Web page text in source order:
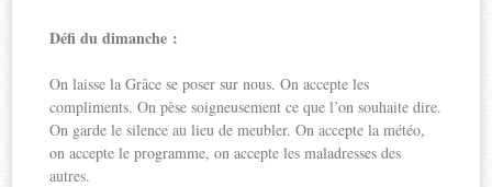
Défi du dimanche :
On laisse la Grâce se poser sur nous. On accepte les
compliments. On pèse soigneusement ce que l’on souhaite dire.
On garde le silence au lieu de meubler. On accepte la météo,
on accepte le programme, on accepte les maladresses des
autres.